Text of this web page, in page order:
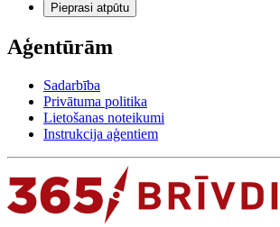
Pieprasi atpūtu
Aģentūrām
Sadarbība
Privātuma politika
Lietošanas noteikumi
Instrukcija aģentiem